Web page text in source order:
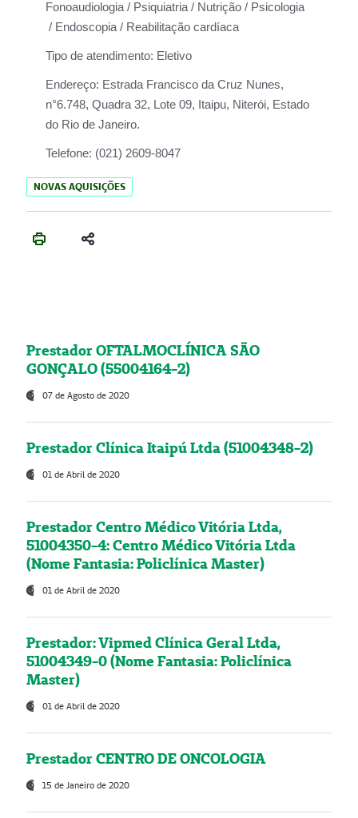
Fonoaudiologia / Psiquiatria / Nutrição / Psicologia
/ Endoscopia / Reabilitação cardíaca
Tipo de atendimento: Eletivo
Endereço: Estrada Francisco da Cruz Nunes,
n°6.748, Quadra 32, Lote 09, Itaipu, Niterói, Estado
do Rio de Janeiro.
Telefone: (021) 2609-8047
NOVAS AQUISIÇÕES
Prestador OFTALMOCLÍNICA SÃO
GONÇALO (55004164-2)
07 de Agosto de 2020
Prestador Clínica Itaipú Ltda (51004348-2)
01 de Abril de 2020
Prestador Centro Médico Vitória Ltda,
51004350-4: Centro Médico Vitória Ltda
(Nome Fantasia: Policlínica Master)
01 de Abril de 2020
Prestador: Vipmed Clínica Geral Ltda,
51004349-0 (Nome Fantasia: Policlínica
Master)
01 de Abril de 2020
Prestador CENTRO DE ONCOLOGIA
15 de Janeiro de 2020